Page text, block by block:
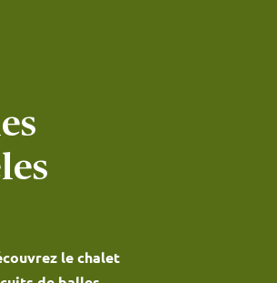
le chalet